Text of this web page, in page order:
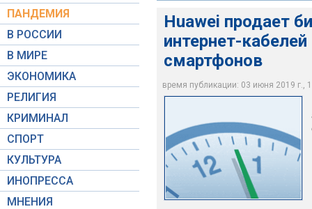
ПАНДЕМИЯ
В РОССИИ
В МИРЕ
ЭКОНОМИКА
РЕЛИГИЯ
КРИМИНАЛ
СПОРТ
КУЛЬТУРА
ИНОПРЕССА
МНЕНИЯ
Huawei продает
интернет-
смартфонов
время публикации: 03 июня 2019 г.,
Open Grid